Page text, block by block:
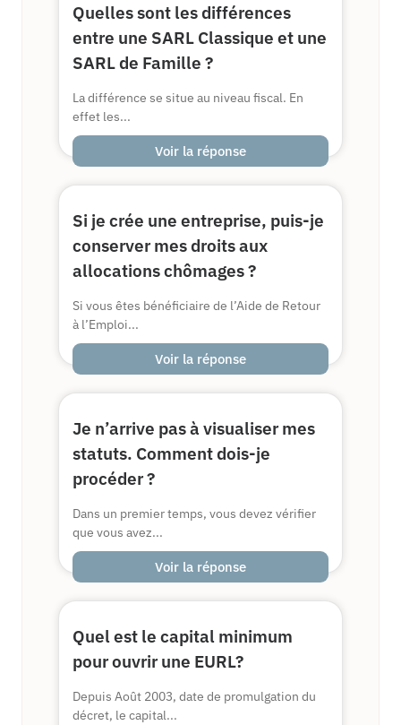
Quelles sont les différences
entre une SARL Classique et une
SARL de Famille ?
La différence se situe au niveau fiscal. En
effet les...
Voir la réponse
Si je crée une entreprise, puis-je
conserver mes droits aux
allocations chômages ?
Si vous êtes bénéficiaire de l’Aide de Retour
à l’Emploi...
Voir la réponse
Je n’arrive pas à visualiser mes
statuts. Comment dois-je
procéder ?
Dans un premier temps, vous devez vérifier
que vous avez...
Voir la réponse
Quel est le capital minimum
pour ouvrir une EURL?
Depuis Août 2003, date de promulgation du
décret, le capital...